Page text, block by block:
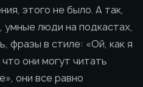
этого не было. А так,
люди на подкастах,
фразы в стиле: «Ой, как я
они могут читать
они все равно